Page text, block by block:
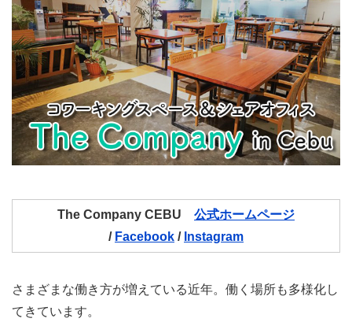
The Company CEBU 公式ホームページ
/ Facebook / Instagram
さまざまな働き方が増えている近年。働く場所も多様化し
てきています。